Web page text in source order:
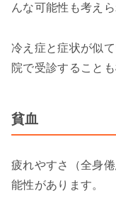
んな可能性も考えら
冷え症と症状が似
院で受診すること
貧血
疲れやすさ（全身
能性があります。